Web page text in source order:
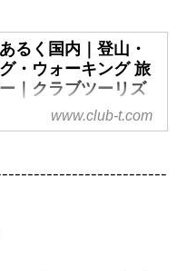
るく国内｜登山・
・ウォーキング 旅
｜クラブツーリズ
講師と専属添乗員が同
上級までレベル、目
ラス分けされた多彩
ーをご案内！山を通じ
くり、仲間づくりを
www.club-t.com